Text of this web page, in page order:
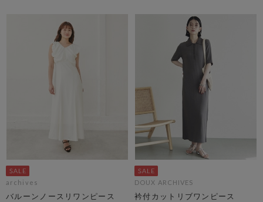
archives
バルーンノースリワンピース
DOUX ARCHIVES
衿付カットリブワンピース